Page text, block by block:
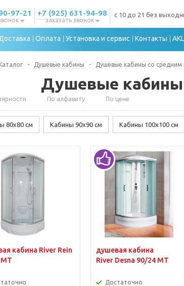
97-21 +7 (925) 631-94-98
заказать звонок
с 10 до 21 без
Оплата Установка и сервис Контакты
- Душевые кабины - Душевые кабины со
Душевые кабины
По алфавиту По цене
80х80 см Кабины 90х90 см Кабины 100х100 см
кабина River Rein
душевая кабина
River Desna 90/24 MT
Достаточно